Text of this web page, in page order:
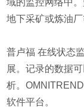
地下采矿或炼油
普卢福 在线状态
展。记录的数据
析。
软件平台。